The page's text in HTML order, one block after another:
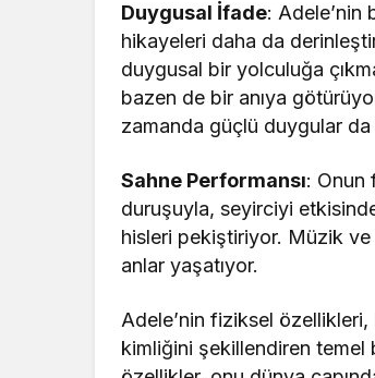
Duygusal İfade: Adele’nin
hikayeleri daha da
duygusal bir yolculuğa
bazen de bir anıya
zamanda güçlü duygular da
Sahne Performansı: Onun
duruşuyla, seyirciyi
hisleri pekiştiriyor. Müzik ve
anlar yaşatıyor.
Adele’nin fiziksel
kimliğini şekillendiren temel